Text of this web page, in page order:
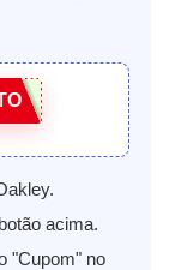
acima.
"Cupom" no